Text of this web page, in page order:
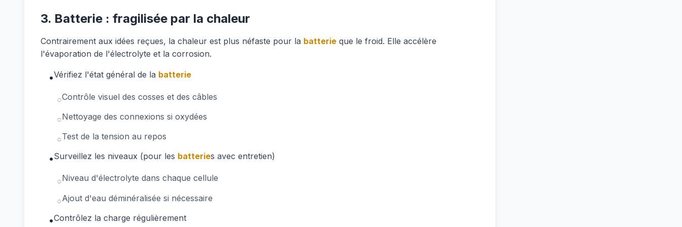
3. Batterie : fragilisée par la chaleur
Contrairement aux idées reçues, la chaleur est plus néfaste pour la batterie que le froid. Elle accélère
l'évaporation de l'électrolyte et la corrosion.
•Vérifiez l'état général de la batterie
○Contrôle visuel des cosses et des câbles
○Nettoyage des connexions si oxydées
○Test de la tension au repos
•Surveillez les niveaux (pour les batteries avec entretien)
○Niveau d'électrolyte dans chaque cellule
○Ajout d'eau déminéralisée si nécessaire
•Contrôlez la charge régulièrement